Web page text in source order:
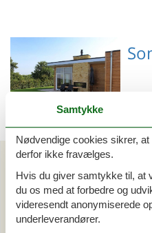
Emne nr.: 314-
NL6268.230.1
Artikeltyper
Alle
Sommerhus
Din Cofman ferie
Samtykke
Nødvendige cookies sikrer,
derfor ikke fravælges.
Hvis du giver samtykke til, at
du os med at forbedre og
videresendt anonymiserede
underleverandører.